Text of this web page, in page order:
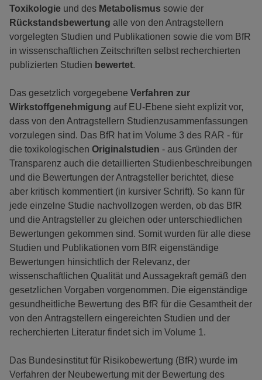
Toxikologie und des Metabolismus sowie der
Rückstandsbewertung alle von den Antragstellern
vorgelegten Studien und Publikationen sowie die vom BfR
in wissenschaftlichen Zeitschriften selbst recherchierten
publizierten Studien bewertet.
Das gesetzlich vorgegebene Verfahren zur
Wirkstoffgenehmigung auf EU-Ebene sieht explizit vor,
dass von den Antragstellern Studienzusammenfassungen
vorzulegen sind. Das BfR hat im Volume 3 des RAR - für
die toxikologischen Originalstudien - aus Gründen der
Transparenz auch die detaillierten Studienbeschreibungen
und die Bewertungen der Antragsteller berichtet, diese
aber kritisch kommentiert (in kursiver Schrift). So kann für
jede einzelne Studie nachvollzogen werden, ob das BfR
und die Antragsteller zu gleichen oder unterschiedlichen
Bewertungen gekommen sind. Somit wurden für alle diese
Studien und Publikationen vom BfR eigenständige
Bewertungen hinsichtlich der Relevanz, der
wissenschaftlichen Qualität und Aussagekraft gemäß den
gesetzlichen Vorgaben vorgenommen. Die eigenständige
gesundheitliche Bewertung des BfR für die Gesamtheit der
von den Antragstellern eingereichten Studien und der
recherchierten Literatur findet sich im Volume 1.
Das Bundesinstitut für Risikobewertung (BfR) wurde im
Verfahren der Neubewertung mit der Bewertung des